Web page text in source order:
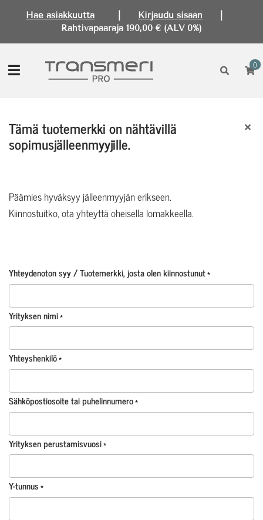
Hae asiakkuutta Kirjaudu sisään
Rahtivapaaraja 190,00 € (ALV 0%)
0
Kenzo
×
Tämä tuotemerkki on nähtävillä
sopimusjälleenmyyjille.
Päämies hyväksyy jälleenmyyjän erikseen.
Kiinnostuitko, ota yhteyttä oheisella lomakkeella.
Yhteydenoton syy / Tuotemerkki, josta olen kiinnostunut*
Yrityksen nimi*
Yhteyshenkilö*
Sähköpostiosoite tai puhelinnumero*
Yrityksen perustamisvuosi*
Y-tunnus*